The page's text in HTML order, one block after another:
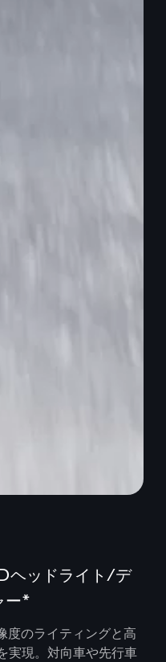
ヘッドライト/デ
ー*
度のライティングと高
実現。対向車や先行車